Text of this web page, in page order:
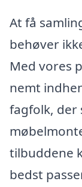
At få
behøver
Med vores
nemt
fagfolk, der
tilbuddene
bedst